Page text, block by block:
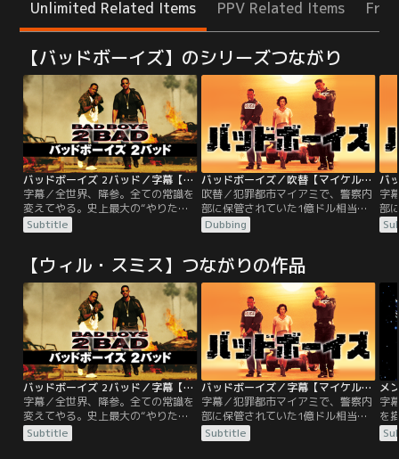
Unlimited Related Items PPV Related Items
【バッドボーイズ】のシリーズつながり
バッドボーイズ 2バッド／字幕【マイケル・ベイ監督】
字幕／全世界、降参。全ての常識を
変えてやる。史上最大の“やりたい
放題”リアル・アクション超大作！
マイアミ市警の敏腕刑事コンビ、マ
シーを大量にさばいている巨大シン
ジケートの情報を入手し、潜入捜査
に乗り込むが決定的な証拠をつかむ
には至らない。一方、マイクの恋
人、DEA【連邦麻薬捜査局】捜査官
シドも麻薬王に接近していた…。
Subtitle
バッドボーイズ／吹替【マイケル・ベイ監督】
吹替／犯罪都市マイアミで、警察内
部に保管されていた1億ドル相当の
ヘロインが強奪される大事件が発
生。外部に洩れる前に何としても取
を命じられた、マーカスとマイクは
対照的な二人だが、タッグを組めば
コワイものなしのコンビ。しかし彼
らに与えられた時間はたったの72時
間！そこに、犯人グループの内輪も
めで殺人事件が起き…。
Dubbing
字
部
ヘ
生
対
コ
間
【ウィル・スミス】つながりの作品
バッドボーイズ 2バッド／字幕【マイケル・ベイ監督】
字幕／全世界、降参。全ての常識を
変えてやる。史上最大の“やりたい
放題”リアル・アクション超大作！
マイアミ市警の敏腕刑事コンビ、マ
Subtitle
バッドボーイズ／字幕【マイケル・ベイ監督】
字幕／犯罪都市マイアミで、警察内
部に保管されていた1億ドル相当の
ヘロインが強奪される大事件が発
生。外部に洩れる前に何としても取
Subtitle
字
を
ョ
ン